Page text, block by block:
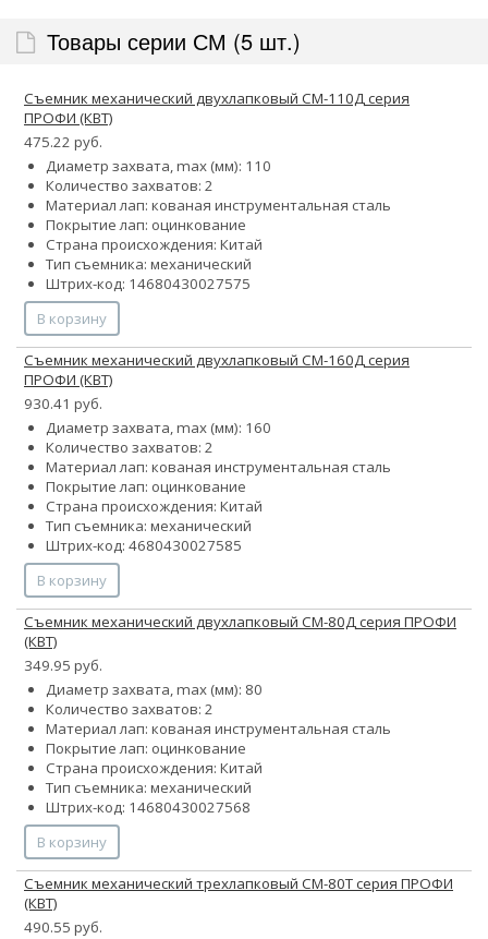
Товары серии СМ (5 шт.)
Съемник механический двухлапковый СМ-110Д серия
ПРОФИ (КВТ)
475.22 руб.
Диаметр захвата, max (мм): 110
Количество захватов: 2
Материал лап: кованая инструментальная сталь
Покрытие лап: оцинкование
Страна происхождения: Китай
Тип съемника: механический
Штрих-код: 14680430027575
В корзину
Съемник механический двухлапковый СМ-160Д серия
ПРОФИ (КВТ)
930.41 руб.
Диаметр захвата, max (мм): 160
Количество захватов: 2
Материал лап: кованая инструментальная сталь
Покрытие лап: оцинкование
Страна происхождения: Китай
Тип съемника: механический
Штрих-код: 4680430027585
В корзину
Съемник механический двухлапковый СМ-80Д серия ПРОФИ
(КВТ)
349.95 руб.
Диаметр захвата, max (мм): 80
Количество захватов: 2
Материал лап: кованая инструментальная сталь
Покрытие лап: оцинкование
Страна происхождения: Китай
Тип съемника: механический
Штрих-код: 14680430027568
В корзину
Съемник механический трехлапковый СМ-80Т серия ПРОФИ
(КВТ)
490.55 руб.